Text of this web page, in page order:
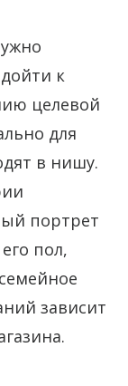
к
целевой
для
в нишу.
портрет
пол,
зависит